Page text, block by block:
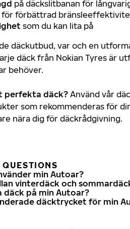
på däckslitbanan för
för förbättrad
som du kan lita på
däckutbud, var och en
däck från Nokian Tyres är
behöver.
perfekta däck? Använd vår
som rekommenderas för
nära dig för däckrådgivning.
min Autoar?
vinterdäck och
på min Autoar?
däcktrycket för min